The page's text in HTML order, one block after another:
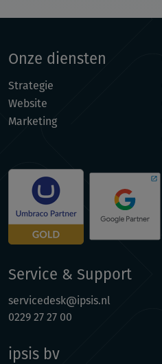
Onze diensten
Strategie
Website
Marketing
Service & Support
servicedesk@ipsis.nl
0229 27 27 00
ipsis bv